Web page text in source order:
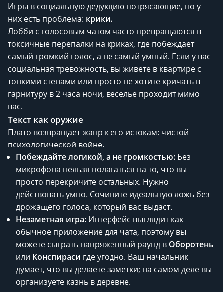
Игры в социальную дедукцию потрясающие, но у
них есть проблема: крики.
Лобби с голосовым чатом часто превращаются в
токсичные перепалки на криках, где побеждает
самый громкий голос, а не самый умный. Если у вас
социальная тревожность, вы живете в квартире с
тонкими стенами или просто не хотите кричать в
гарнитуру в 2 часа ночи, веселье проходит мимо
вас.
Текст как оружие
Плато возвращает жанр к его истокам: чистой
психологической войне.
Побеждайте логикой, а не громкостью: Без
микрофона нельзя полагаться на то, что вы
просто перекричите остальных. Нужно
действовать умно. Сочините идеальную ложь без
дрожащего голоса, который вас выдаст.
Незаметная игра: Интерфейс выглядит как
обычное приложение для чата, поэтому вы
можете сыграть напряженный раунд в Оборотень
или Конспираси где угодно. Ваш начальник
думает, что вы делаете заметки; на самом деле вы
организуете казнь в деревне.